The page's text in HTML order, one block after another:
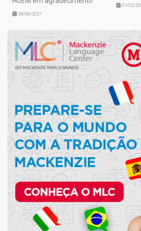
28/06/2021
01/02/